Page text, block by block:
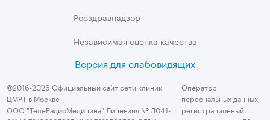
Росздравнадзор
Независимая оценка качества
Версия для слабовидящих
©2016-2026 Официальный сайт сети клиник
ЦМРТ в Москве
ООО "ТелеРадиоМедицина" Лицензия № Л041-
Оператор
персональных данных,
регистрационный